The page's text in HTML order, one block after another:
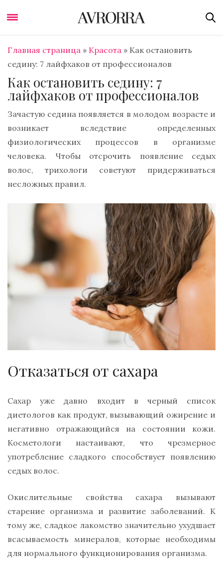
Главная страница » Красота » Как остановить
седину: 7 лайфхаков от профессионалов
Как остановить седину: 7
лайфхаков от профессионалов
Зачастую седина появляется в молодом возрасте и
возникает вследствие определенных
физиологических процессов в организме
человека. Чтобы отсрочить появление седых
волос, трихологи советуют придерживаться
несложных правил.
Отказаться от сахара
Сахар уже давно входит в черный список
диетологов как продукт, вызывающий ожирение и
негативно отражающийся на состоянии кожи.
Косметологи настаивают, что чрезмерное
употребление сладкого способствует появлению
седых волос.
Окислительные свойства сахара вызывают
старение организма и развитие заболеваний. К
тому же, сладкое лакомство значительно ухудшает
всасываемость минералов, которые необходимы
для нормального функционирования организма.